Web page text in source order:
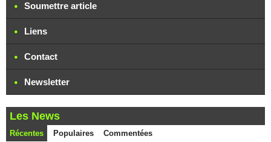
Soumettre article
Liens
Contact
Newsletter
Les News
Récentes Populaires Commentées